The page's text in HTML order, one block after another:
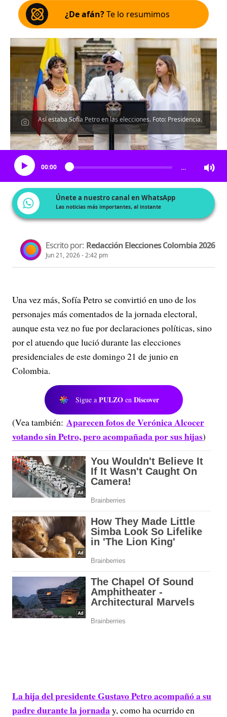
¿De afán?Te lo resumimos
Así estaba Sofía Petro en las elecciones. Foto: Presidencia.
Escucha el artículo
00:00 …
Únete a nuestro canal en WhatsApp
Las noticias más importantes, al instante
Escrito por: Redacción Elecciones Colombia 2026
Jun 21, 2026 - 2:42 pm
Una vez más, Sofía Petro se convirtió en uno de los
personajes más comentados de la jornada electoral,
aunque esta vez no fue por declaraciones políticas, sino
por el atuendo que lució durante las elecciones
presidenciales de este domingo 21 de junio en
Colombia.
Sigue a PULZO en Discover
(Vea también: Aparecen fotos de Verónica Alcocer
votando sin Petro, pero acompañada por sus hijas)
La hija del presidente Gustavo Petro acompañó a su
padre durante la jornaday, como ha ocurrido en